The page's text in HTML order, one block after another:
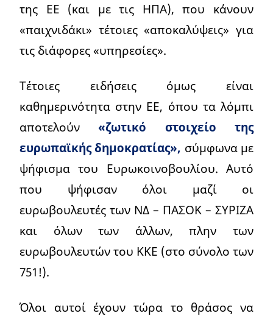
της ΕΕ (και με τις ΗΠΑ), που κάνουν
«παιχνιδάκι» τέτοιες «αποκαλύψεις» για
τις διάφορες «υπηρεσίες».
Τέτοιες ειδήσεις όμως είναι
καθημερινότητα στην ΕΕ, όπου τα λόμπι
αποτελούν«ζωτικό στοιχείο της
ευρωπαϊκής δημοκρατίας», σύμφωνα με
ψήφισμα του Ευρωκοινοβουλίου. Αυτό
που ψήφισαν όλοι μαζί οι
ευρωβουλευτές των ΝΔ – ΠΑΣΟΚ – ΣΥΡΙΖΑ
και όλων των άλλων, πλην των
ευρωβουλευτών του ΚΚΕ (στο σύνολο των
751!).
Όλοι αυτοί έχουν τώρα το θράσος να